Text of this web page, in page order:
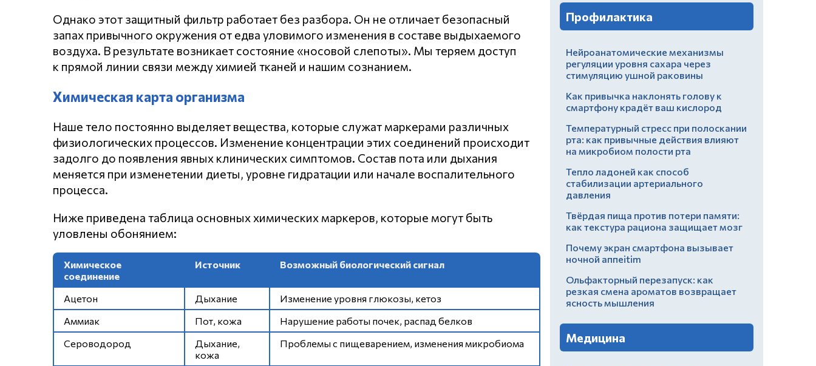
Однако этот защитный фильтр работает без разбора. Он не отличает безопасный
запах привычного окружения от едва уловимого изменения в составе выдыхаемого
воздуха. В результате возникает состояние «носовой слепоты». Мы теряем доступ
к прямой линии связи между химией тканей и нашим сознанием.
Химическая карта организма
Наше тело постоянно выделяет вещества, которые служат маркерами различных
физиологических процессов. Изменение концентрации этих соединений происходит
задолго до появления явных клинических симптомов. Состав пота или дыхания
меняется при изменетении диеты, уровне гидратации или начале воспалительного
процесса.
Ниже приведена таблица основных химических маркеров, которые могут быть
уловлены обонянием:
Химическое
соединение
Источник Возможный биологический сигнал
Ацетон Дыхание
Изменение уровня глюкозы, кетоз
Аммиак
Пот, кожа
Нарушение работы почек, распад белков
Сероводород
Дыхание,
кожа
Проблемы с пищеварением, изменения микробиома
Профилактика
Нейроанатомические механизмы
регуляции уровня сахара через
стимуляцию ушной раковины
Как привычка наклонять голову к
смартфону крадёт ваш кислород
Температурный стресс при полоскании
рта: как привычные действия влияют
на микробиом полости рта
Тепло ладоней как способ
стабилизации артериального
давления
Твёрдая пища против потери памяти:
как текстура рациона защищает мозг
Почему экран смартфона вызывает
ночной аппеitim
Ольфакторный перезапуск: как
резкая смена ароматов возвращает
ясность мышления
Медицина